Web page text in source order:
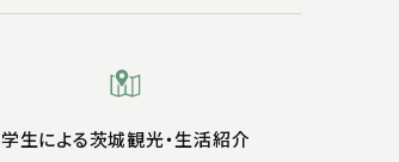
学生による茨城観光・生活紹介